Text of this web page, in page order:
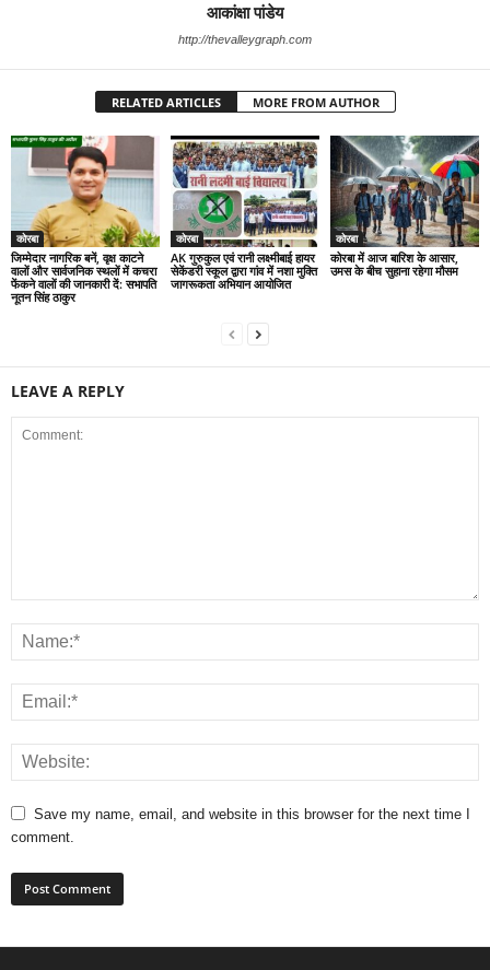
आकांक्षा पांडेय
http://thevalleygraph.com
RELATED ARTICLES MORE FROM AUTHOR
कोरबा
जिम्मेदार नागरिक बनें, वृक्ष काटने
वालों और सार्वजनिक स्थलों में कचरा
फेंकने वालों की जानकारी दें: सभापति
नूतन सिंह ठाकुर
कोरबा
AK गुरुकुल एवं रानी लक्ष्मीबाई हायर
सेकेंडरी स्कूल द्वारा गांव में नशा मुक्ति
जागरूकता अभियान आयोजित
कोरबा
कोरबा में आज बारिश के आसार,
उमस के बीच सुहाना रहेगा मौसम
LEAVE A REPLY
Save my name, email, and website in this browser for the next time I
comment.